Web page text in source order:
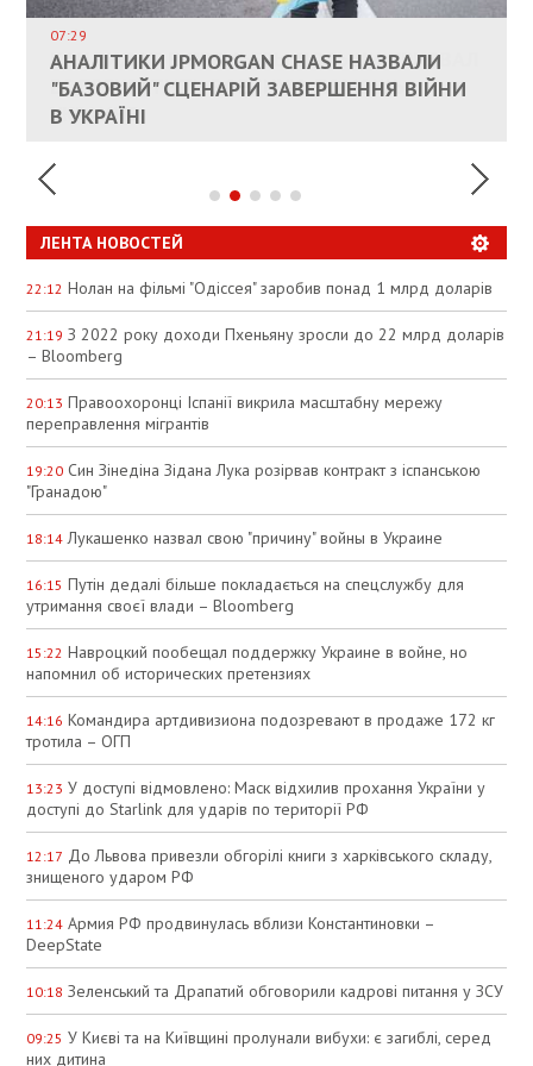
КАНДИДАТ В ПРЕМЬЕРЫ ПОЛЬШИ ПРИЗВАЛ
ЕС ПРЕКРАТИТЬ ВОЕННУЮ ПОМОЩЬ
УКРАИНЕ
07:29
АНАЛІТИКИ JPMORGAN CHASE НАЗВАЛИ
"БАЗОВИЙ" СЦЕНАРІЙ ЗАВЕРШЕННЯ ВІЙНИ
В УКРАЇНІ
ДОЗВОЛИЛИ НЕ ПЛАТИТИ ЗА КОМУНАЛКУ
ИНТЕГРАЦИЯ УКРАИНЫ В НАТО ВРЯД ЛИ
СОСТОИТСЯ В БЛИЖАЙШЕЕ ВРЕМЯ, –
РЮТТЕ
ПАЛИВНИЙ РИНОК РОЗІГРІЛИ ШТУЧНО:
АНАЛІТИКИ ЗВИНУВАТИЛИ АЗС У
СПЕКУЛЯЦІЇ
ЛЕНТА НОВОСТЕЙ
22:12 Нолан на фільмі "Одіссея" заробив понад 1 млрд доларів
21:19 З 2022 року доходи Пхеньяну зросли до 22 млрд доларів
– Bloomberg
20:13 Правоохоронці Іспанії викрила масштабну мережу
переправлення мігрантів
19:20 Син Зінедіна Зідана Лука розірвав контракт з іспанською
"Гранадою"
18:14 Лукашенко назвал свою "причину" войны в Украине
16:15 Путін дедалі більше покладається на спецслужбу для
утримання своєї влади – Bloomberg
15:22 Навроцкий пообещал поддержку Украине в войне, но
напомнил об исторических претензиях
14:16 Командира артдивизиона подозревают в продаже 172 кг
тротила – ОГП
13:23 У доступі відмовлено: Маск відхилив прохання України у
доступі до Starlink для ударів по території РФ
12:17 До Львова привезли обгорілі книги з харківського складу,
знищеного ударом РФ
11:24 Армия РФ продвинулась вблизи Константиновки –
DeepState
10:18 Зеленський та Драпатий обговорили кадрові питання у ЗСУ
09:25 У Києві та на Київщині пролунали вибухи: є загиблі, серед
них дитина